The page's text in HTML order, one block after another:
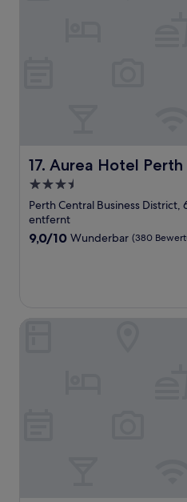
17. Aurea Hotel Perth
Aurea Hotel Perth Kings
3.5-
Sterne-
Unterkunft
Perth Central Business District,
entfernt
9.0
9,0/10 Wunderbar (380